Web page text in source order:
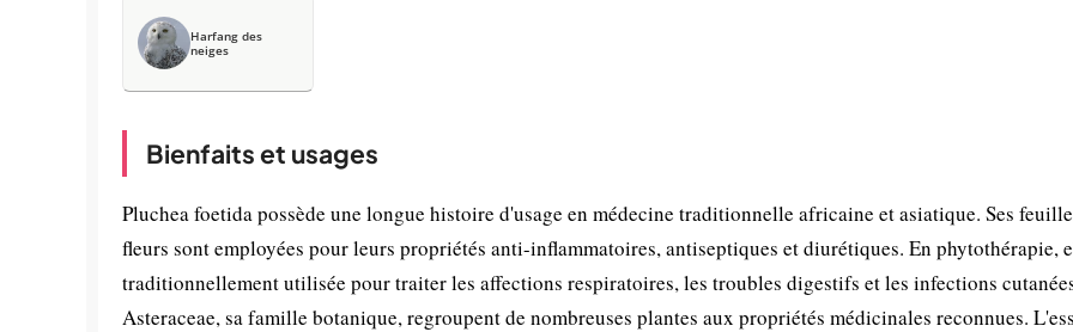
Harfang des
neiges
Bienfaits et usages
Pluchea foetida possède une longue histoire d'usage en médecine traditionnelle africaine et asiatique. Ses
fleurs sont employées pour leurs propriétés anti-inflammatoires, antiseptiques et diurétiques. En phytothérapie,
traditionnellement utilisée pour traiter les affections respiratoires, les troubles digestifs et les infections
Asteraceae, sa famille botanique, regroupent de nombreuses plantes aux propriétés médicinales reconnues.